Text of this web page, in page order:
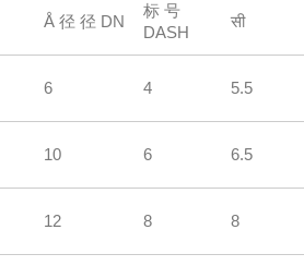
Å 径 径 DN
标 号
DASH
सी
6 4 5.5
10 6 6.5
12 8 8